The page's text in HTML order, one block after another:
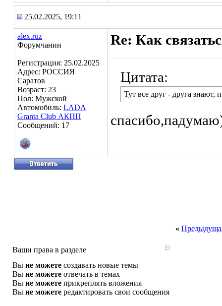
25.02.2025, 19:11
alex.ruz
Форумчанин
Регистрация: 25.02.2025
Адрес: РОССИЯ
Саратов
Возраст: 23
Пол: Мужской
Автомобиль: LADA
Granta Club АКПП
Сообщений: 17
Re: Как
Цитата:
Тут все друг - друга знают,
«
Ваши права в разделе
Вы не можете создавать новые темы
Вы не можете отвечать в темах
Вы не можете прикреплять вложения
Вы не можете редактировать свои сообщения